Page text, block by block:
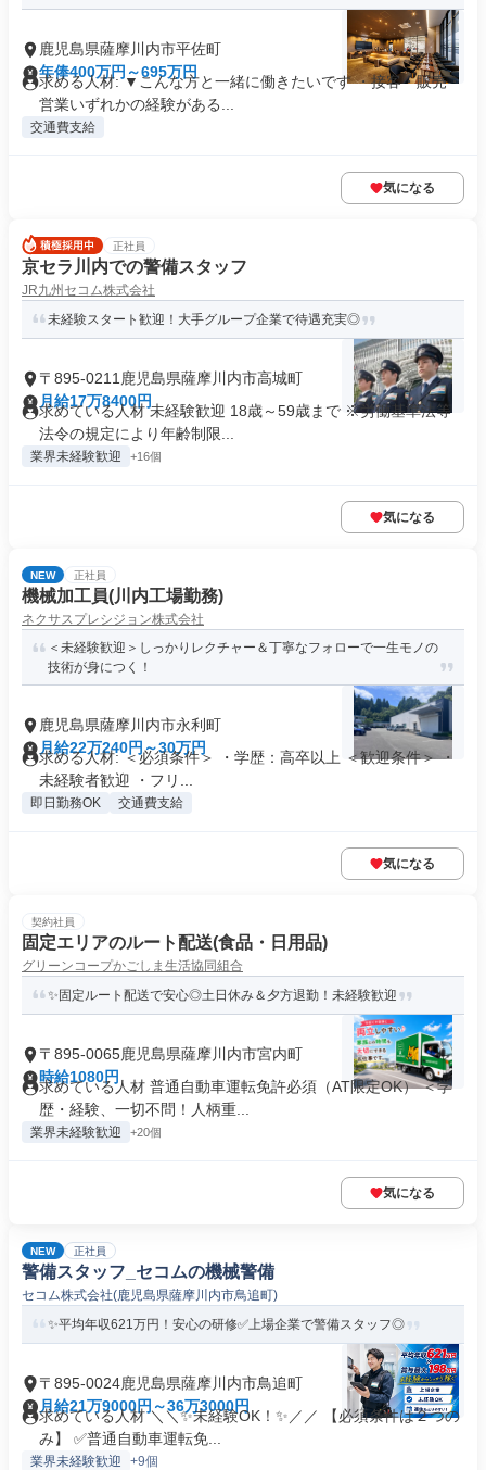
鹿児島県薩摩川内市平佐町
年俸400万円～695万円
求める人材: ▼こんな方と一緒に働きたいです ・接客・販売・
営業いずれかの経験がある...
交通費支給
気になる
正社員
京セラ川内での警備スタッフ
JR九州セコム株式会社
未経験スタート歓迎！大手グループ企業で待遇充実◎
〒895-0211鹿児島県薩摩川内市高城町
月給17万8400円
求めている人材 未経験歓迎 18歳～59歳まで ※労働基準法等
法令の規定により年齢制限...
業界未経験歓迎 +16個
気になる
NEW 正社員
機械加工員(川内工場勤務)
ネクサスプレシジョン株式会社
＜未経験歓迎＞しっかりレクチャー＆丁寧なフォローで一生モノの
技術が身につく！
鹿児島県薩摩川内市永利町
月給22万240円～30万円
求める人材: ＜必須条件＞ ・学歴：高卒以上 ＜歓迎条件＞ ・
未経験者歓迎 ・フリ...
即日勤務OK 交通費支給
気になる
契約社員
固定エリアのルート配送(食品・日用品)
グリーンコープかごしま生活協同組合
✨固定ルート配送で安心◎土日休み＆夕方退勤！未経験歓迎
〒895-0065鹿児島県薩摩川内市宮内町
時給1080円
求めている人材 普通自動車運転免許必須（AT限定OK） ＜学
歴・経験、一切不問！人柄重...
業界未経験歓迎 +20個
気になる
NEW 正社員
警備スタッフ_セコムの機械警備
セコム株式会社(鹿児島県薩摩川内市鳥追町)
✨平均年収621万円！安心の研修✅️上場企業で警備スタッフ◎
〒895-0024鹿児島県薩摩川内市鳥追町
月給21万9000円～36万3000円
求めている人材 ＼＼✨未経験OK！✨／／ 【必須条件は２つの
み】 ✅️普通自動車運転免...
業界未経験歓迎 +9個